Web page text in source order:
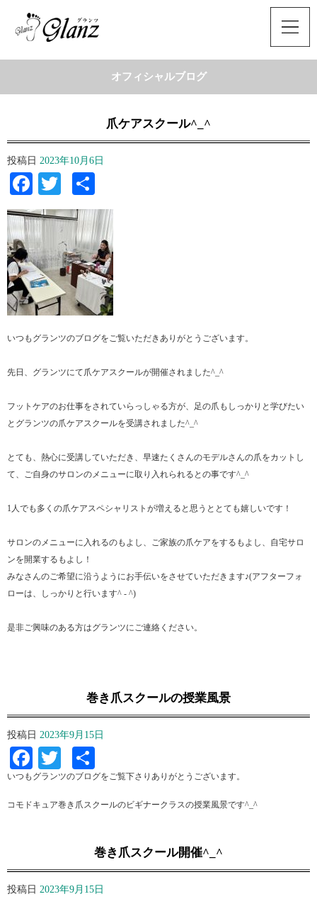
オフィシャルブログ
爪ケアスクール^_^
投稿日 2023年10月6日
Facebook
Twitter
有
いつもグランツのブログをご覧いただきありがとうございます。
先日、グランツにて爪ケアスクールが開催されました^_^
フットケアのお仕事をされていらっしゃる方が、足の爪もしっかりと学びたい
とグランツの爪ケアスクールを受講されました^_^
とても、熱心に受講していただき、早速たくさんのモデルさんの爪をカットし
て、ご自身のサロンのメニューに取り入れられるとの事です^_^
1人でも多くの爪ケアスペシャリストが増えると思うととても嬉しいです！
サロンのメニューに入れるのもよし、ご家族の爪ケアをするもよし、自宅サロ
ンを開業するもよし！
みなさんのご希望に沿うようにお手伝いをさせていただきます♪(アフターフォ
ローは、しっかりと行います^ - ^)
是非ご興味のある方はグランツにご連絡ください。
巻き爪スクールの授業風景
投稿日 2023年9月15日
Facebook
Twitter
有
いつもグランツのブログをご覧下さりありがとうございます。
コモドキュア巻き爪スクールのビギナークラスの授業風景です^_^
巻き爪スクール開催^_^
投稿日 2023年9月15日